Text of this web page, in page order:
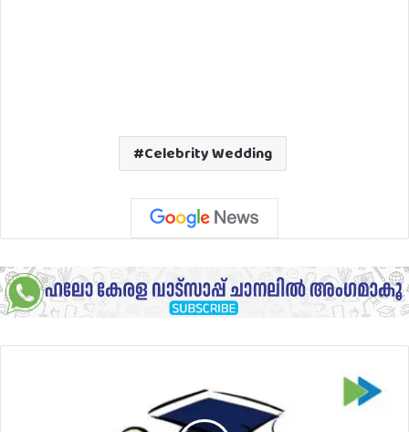
Celebrity Wedding